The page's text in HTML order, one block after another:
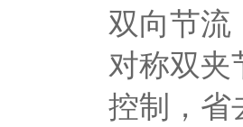
双向节流
对称双夹
控制，省